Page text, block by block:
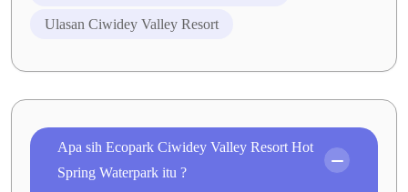
Ulasan Ciwidey Valley Resort
Apa sih Ecopark Ciwidey Valley Resort Hot
Spring Waterpark itu ?